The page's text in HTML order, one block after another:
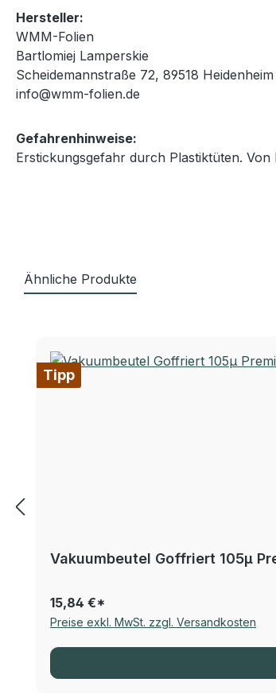
Hersteller:
WMM-Folien
Bartlomiej Lamperskie
Scheidemannstraße 72, 89518
info@wmm-folien.de
Gefahrenhinweise:
Erstickungsgefahr durch Plastiktüten.
Ähnliche Produkte
Tipp
Vakuumbeutel Goffriert 105µ
15,84 €*
Preise exkl. MwSt. zzgl. Versandkosten